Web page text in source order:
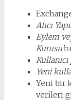
Alıcı
Eylem
Kutusu’
Yeni
Yeni bir
verileri